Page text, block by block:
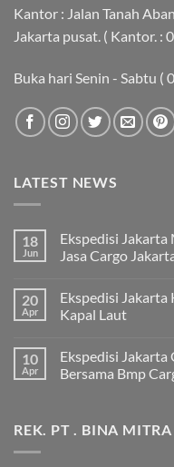
Kantor : Jalan Tanah
Jakarta pusat. ( Kantor. :
Buka hari Senin - Sabtu (
LATEST NEWS
18
Jun
Ekspedisi Jakarta
Jasa Cargo
komentar
pada
Ekspedisi
Murah
dan
Terpercaya
Jakarta
ke
20
Apr
Ekspedisi
Kapal Laut
komentar
pada
Ekspedisi
Bitung
Lebih
10
Apr
Ekspedisi
Bersama Bmp
pada
Ekspedisi
REK. PT . BINA